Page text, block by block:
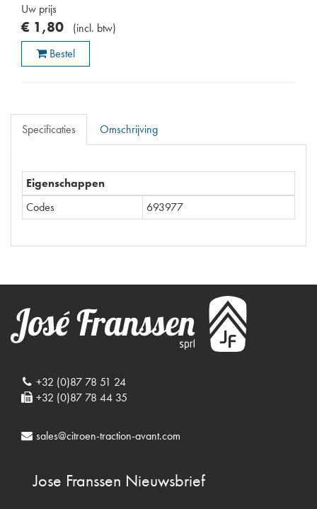
Uw prijs
€ 1,80 (incl. btw)
Bestel
Specificaties Omschrijving
Eigenschappen
Codes
693977
+32 (0)87 78 51 24
+32 (0)87 78 44 35
sales@citroen-traction-avant.com
Jose Franssen Nieuwsbrief